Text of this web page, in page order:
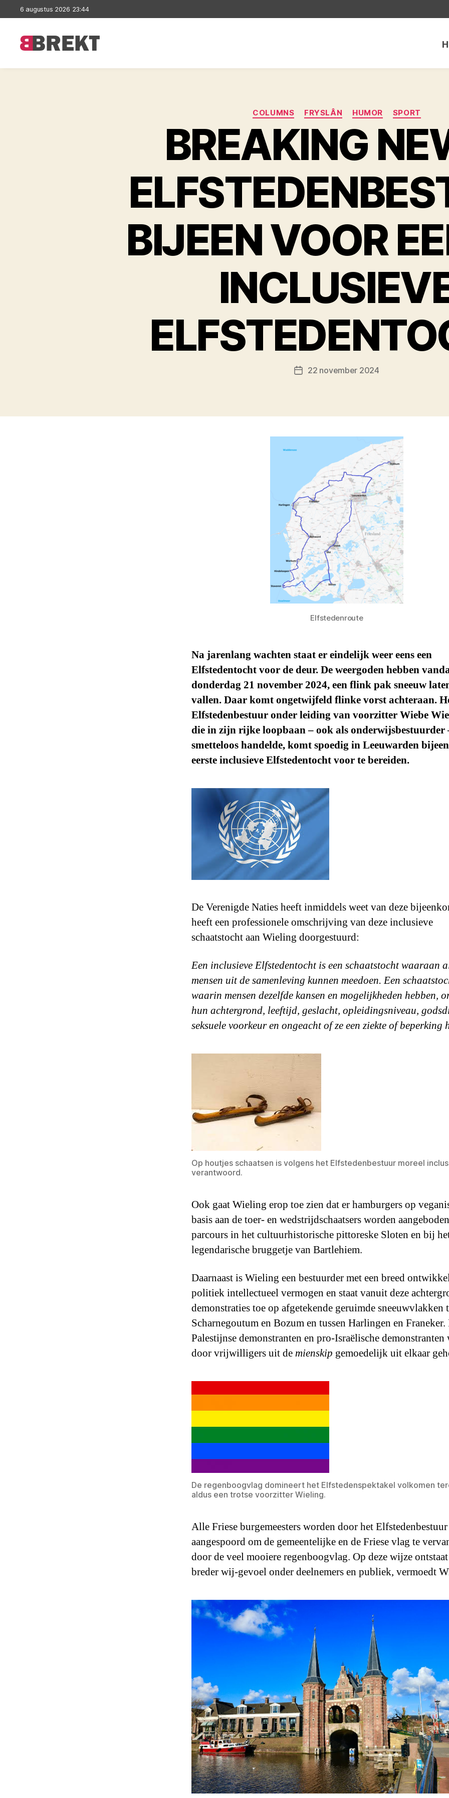
6 augustus 2026 23:44
Categorieën
COLUMNS FRYSLÂN HUMOR SPORT
BREAKING
BIJEEN VOOR
Berichtdatum
22 november 2024
Elfstedenroute
Na jarenlang wachten staat er eindelijk weer eens een
Elfstedentocht voor de deur. De weergoden hebben
donderdag 21 november 2024, een flink pak sneeuw
vallen. Daar komt ongetwijfeld flinke vorst achteraan.
Elfstedenbestuur onder leiding van voorzitter Wiebe
die in zijn rijke loopbaan – ook als
smetteloos handelde, komt spoedig in Leeuwarden
eerste inclusieve Elfstedentocht voor te bereiden.
De Verenigde Naties heeft inmiddels weet van deze
heeft een professionele omschrijving van deze inclusieve
schaatstocht aan Wieling doorgestuurd:
Een inclusieve Elfstedentocht is een schaatstocht waaraan
mensen uit de samenleving kunnen meedoen. Een
waarin mensen dezelfde kansen en mogelijkheden hebben,
hun achtergrond, leeftijd, geslacht, opleidingsniveau,
seksuele voorkeur en ongeacht of ze een ziekte of beperking
Op houtjes schaatsen is volgens het Elfstedenbestuur moreel
verantwoord.
Ook gaat Wieling erop toe zien dat er hamburgers op
basis aan de toer- en wedstrijdschaatsers worden
parcours in het cultuurhistorische pittoreske Sloten en bij
legendarische bruggetje van Bartlehiem.
Daarnaast is Wieling een bestuurder met een breed
politiek intellectueel vermogen en staat vanuit deze
demonstraties toe op afgetekende geruimde sneeuwvlakken
Scharnegoutum en Bozum en tussen Harlingen en Franeker.
Palestijnse demonstranten en pro-Israëlische demonstranten
door vrijwilligers uit demienskip gemoedelijk uit elkaar
De regenboogvlag domineert het Elfstedenspektakel volkomen
aldus een trotse voorzitter Wieling.
Alle Friese burgemeesters worden door het Elfstedenbestuur
aangespoord om de gemeentelijke en de Friese vlag te
door de veel mooiere regenboogvlag. Op deze wijze
breder wij-gevoel onder deelnemers en publiek, vermoedt